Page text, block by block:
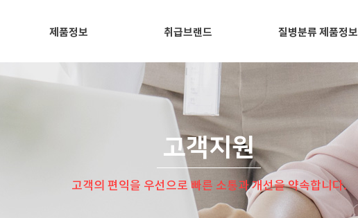
제품정보 취급브랜드 질병분류 제품정보
고객지원
고객의 편익을 우선으로 빠른 소통과 개선을 약속합니다.